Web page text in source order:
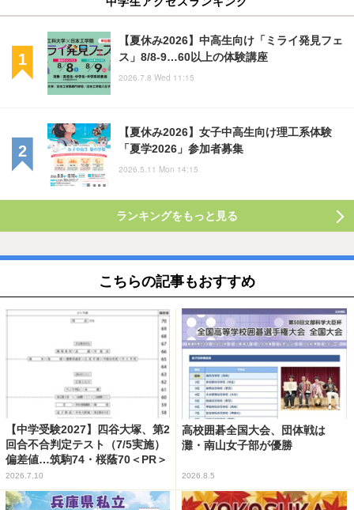
【夏休み2026】中高生向け「ミライ発見フェ
ス」8/8-9…60以上の体験講座
2026.7.8 Wed 11:15
【夏休み2026】女子中高生向け理工系体験
「夏学2026」参加者募集
2026.5.11 Mon 14:15
ランキングをもっと見る
こちらの記事もおすすめ
【中学受験2027】四谷大塚、第2
回合不合判定テスト（7/5実施）
偏差値…筑駒74・桜蔭70＜PR＞
2026.7.10
高校囲碁全国大会、団体戦は
灘・南山女子部が優勝
2026.8.5